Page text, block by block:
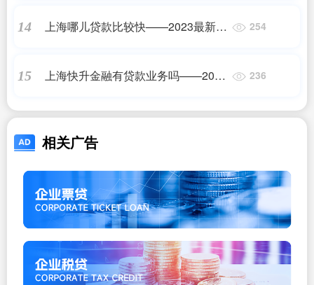
14
上海哪儿贷款比较快——2023最新更
254
15
上海快升金融有贷款业务吗——2023
236
相关广告